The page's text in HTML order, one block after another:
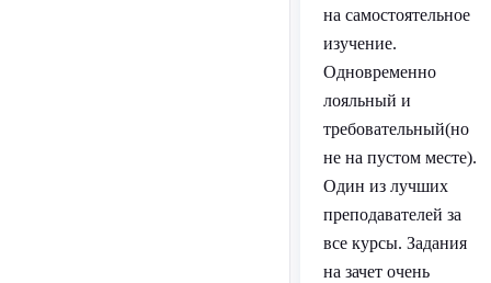
на самостоятельное
изучение.
Одновременно
лояльный и
требовательный(но
не на пустом месте).
Один из лучших
преподавателей за
все курсы. Задания
на зачет очень